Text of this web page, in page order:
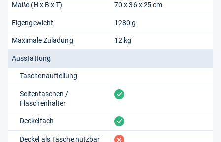
Maße (H x B x T) 70 x 36 x 25 cm
Eigengewicht 1280 g
Maximale Zuladung 12 kg
Ausstattung
Taschenaufteilung
Seitentaschen /
Flaschenhalter
vorhanden
Deckelfach vorhanden
Deckel als Tasche nutzbar fehlt